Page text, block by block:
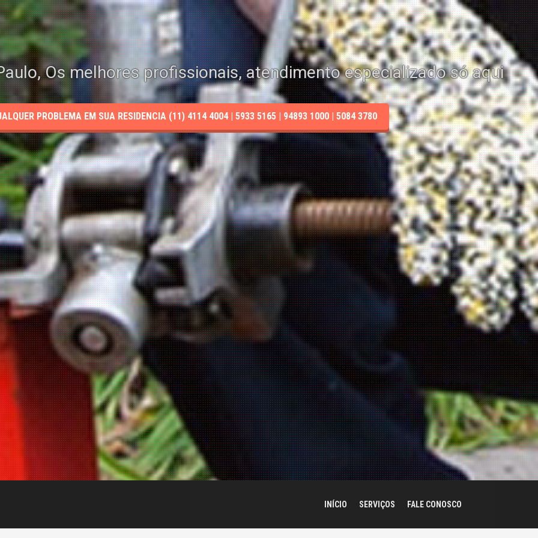
Os melhores profissionais, atendimento especializado só aqui
PROBLEMA EM SUA RESIDENCIA (11) 4114 4004 | 5933 5165 | 94893 1000 | 5084 3780
INÍCIO SERVIÇOS FALE CONOSCO